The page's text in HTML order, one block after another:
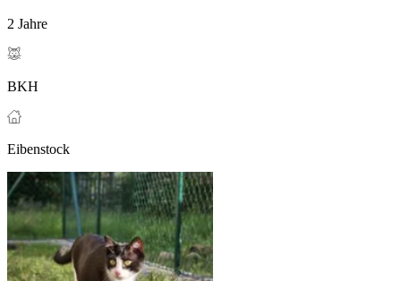
2 Jahre
BKH
Eibenstock